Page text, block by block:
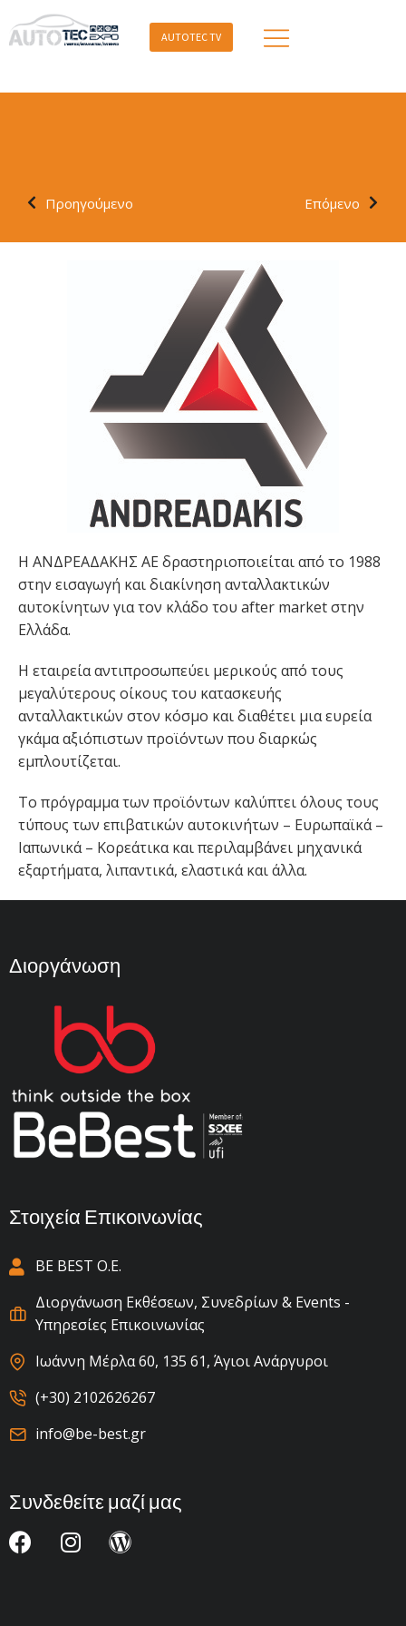
AUTOTEC TV
Προηγούμενο Επόμενο
H ANΔΡΕΑΔΑΚΗΣ ΑΕ δραστηριοποιείται από το 1988
στην εισαγωγή και διακίνηση ανταλλακτικών
αυτοκίνητων για τον κλάδο του after market στην
Ελλάδα.
Η εταιρεία αντιπροσωπεύει μερικούς από τους
μεγαλύτερους οίκους του κατασκευής
ανταλλακτικών στον κόσμο και διαθέτει μια ευρεία
γκάμα αξιόπιστων προϊόντων που διαρκώς
εμπλουτίζεται.
Το πρόγραμμα των προϊόντων καλύπτει όλους τους
τύπους των επιβατικών αυτοκινήτων – Ευρωπαϊκά –
Ιαπωνικά – Κορεάτικα και περιλαμβάνει μηχανικά
εξαρτήματα, λιπαντικά, ελαστικά και άλλα.
Διοργάνωση
Στοιχεία Επικοινωνίας
BE BEST Ο.Ε.
Διοργάνωση Εκθέσεων, Συνεδρίων & Events -
Υπηρεσίες Επικοινωνίας
Ιωάννη Μέρλα 60, 135 61, Άγιοι Ανάργυροι
(+30) 2102626267
info@be-best.gr
Συνδεθείτε μαζί μας